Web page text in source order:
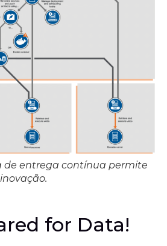
de entrega contínua permite
for Data!